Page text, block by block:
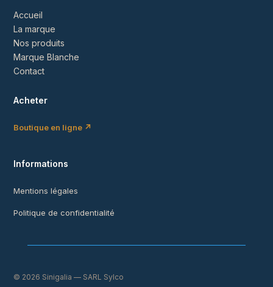
Accueil
La marque
Nos produits
Marque Blanche
Contact
Acheter
Boutique en ligne ↗
Informations
Mentions légales
Politique de confidentialité
© 2026 Sinigalia — SARL Sylco